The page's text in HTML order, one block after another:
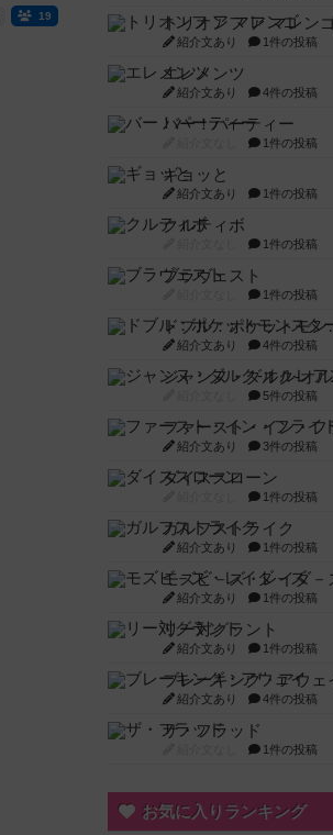
19 トリオンフ ア マレン
紹介文あり 1件の投稿
エレメンツ
紹介文あり 4件の投稿
バー！パーティー
1件の投稿
ギョッと
紹介文あり 1件の投稿
クルティボ
1件の投稿
ブラヴェスト
1件の投稿
ドブ
紹介文あり 4件の投稿
5件の投稿
紹介文あり 3件の投稿
ダイススローン
1件の投稿
ガルフストライク
紹介文あり 1件の投稿
モズビ－ズ・レイダ－
紹介文あり 1件の投稿
リー対グラント
紹介文あり 1件の投稿
ブレーキング・アウェ
紹介文あり 4件の投稿
ザ・フラッド
1件の投稿
お気に入りランキング